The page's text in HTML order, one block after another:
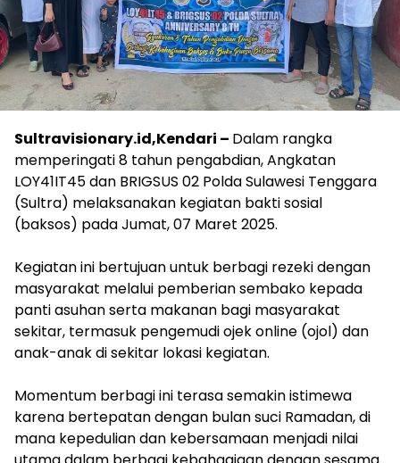
Sultravisionary.id,Kendari – Dalam rangka
memperingati 8 tahun pengabdian, Angkatan
LOY41IT45 dan BRIGSUS 02 Polda Sulawesi Tenggara
(Sultra) melaksanakan kegiatan bakti sosial
(baksos) pada Jumat, 07 Maret 2025.
Kegiatan ini bertujuan untuk berbagi rezeki dengan
masyarakat melalui pemberian sembako kepada
panti asuhan serta makanan bagi masyarakat
sekitar, termasuk pengemudi ojek online (ojol) dan
anak-anak di sekitar lokasi kegiatan.
Momentum berbagi ini terasa semakin istimewa
karena bertepatan dengan bulan suci Ramadan, di
mana kepedulian dan kebersamaan menjadi nilai